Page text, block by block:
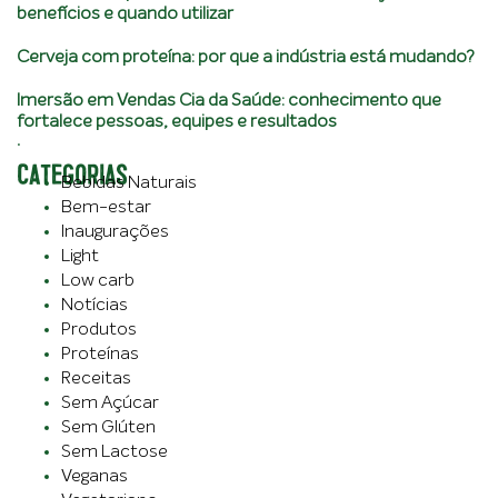
benefícios e quando utilizar
Cerveja com proteína: por que a indústria está mudando?
Imersão em Vendas Cia da Saúde: conhecimento que
fortalece pessoas, equipes e resultados
CATEGORIAS
.
Bebidas Naturais
Bem-estar
Inaugurações
Light
Low carb
Notícias
Produtos
Proteínas
Receitas
Sem Açúcar
Sem Glúten
Sem Lactose
Veganas